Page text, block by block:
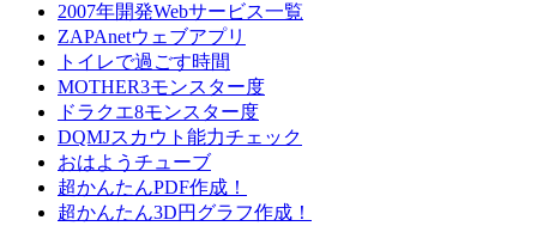
2007年開発Webサービス一覧
ZAPAnetウェブアプリ
トイレで過ごす時間
MOTHER3モンスター度
ドラクエ8モンスター度
DQMJスカウト能力チェック
おはようチューブ
超かんたんPDF作成！
超かんたん3D円グラフ作成！